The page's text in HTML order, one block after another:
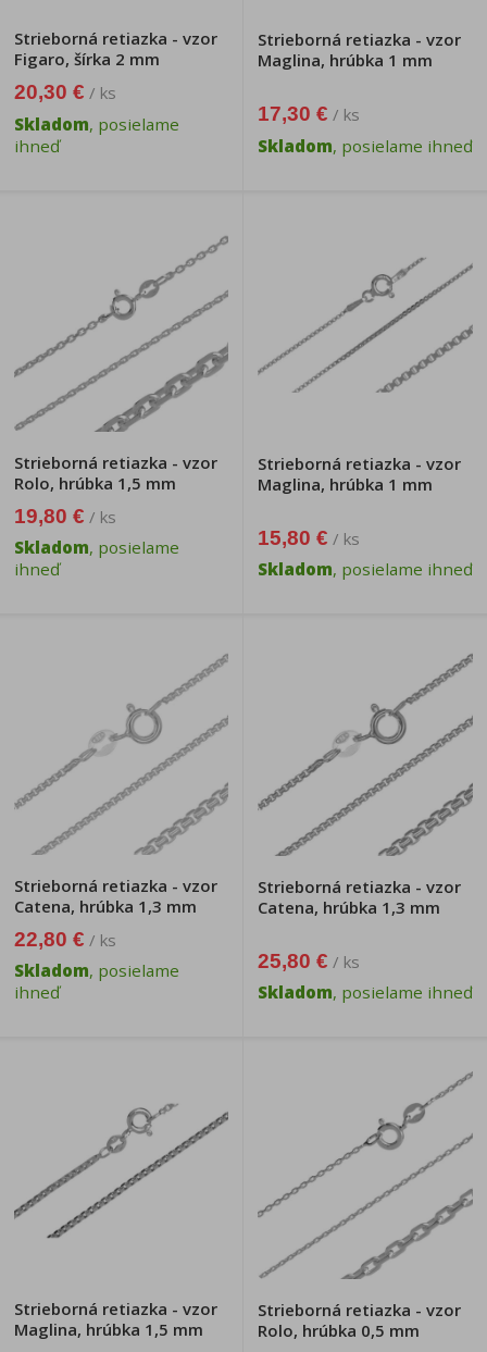
Strieborná retiazka - vzor
Figaro, šírka 2 mm
20,30 € / ks
Skladom, posielame
ihneď
Strieborná retiazka - vzor
Maglina, hrúbka 1 mm
17,30 € / ks
Skladom, posielame ihneď
Strieborná retiazka - vzor
Rolo, hrúbka 1,5 mm
19,80 € / ks
Skladom, posielame
ihneď
Strieborná retiazka - vzor
Maglina, hrúbka 1 mm
15,80 € / ks
Skladom, posielame ihneď
Strieborná retiazka - vzor
Catena, hrúbka 1,3 mm
22,80 € / ks
Skladom, posielame
ihneď
Strieborná retiazka - vzor
Catena, hrúbka 1,3 mm
25,80 € / ks
Skladom, posielame ihneď
Strieborná retiazka - vzor
Maglina, hrúbka 1,5 mm
Strieborná retiazka - vzor
Rolo, hrúbka 0,5 mm